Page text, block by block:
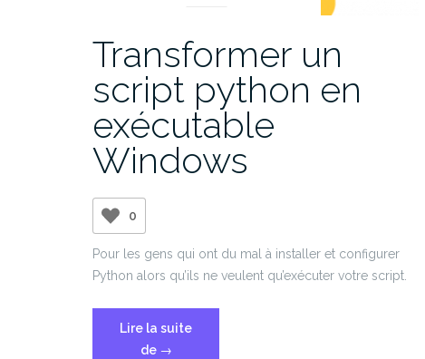
Transformer un
script python en
exécutable
Windows
0
Pour les gens qui ont du mal à installer et configurer
Python alors qu’ils ne veulent qu’exécuter votre script.
Lire la suite
de « Transformer
→